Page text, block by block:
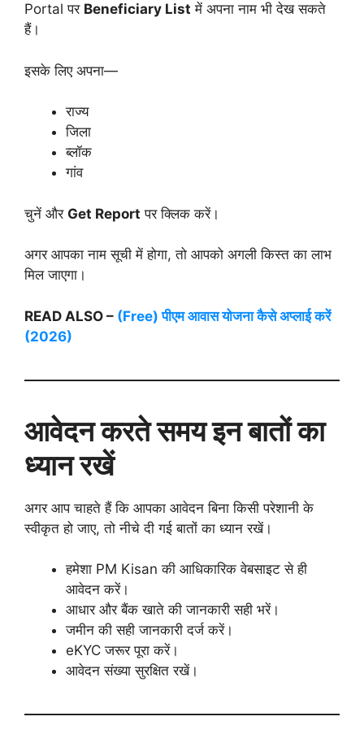
Portal पर Beneficiary List में अपना नाम भी देख सकते
हैं।
इसके लिए अपना—
राज्य
जिला
ब्लॉक
गांव
चुनें और Get Report पर क्लिक करें।
अगर आपका नाम सूची में होगा, तो आपको अगली किस्त का लाभ
मिल जाएगा।
READ ALSO – (Free) पीएम आवास योजना कैसे अप्लाई करें
(2026)
आवेदन करते समय इन बातों का
ध्यान रखें
अगर आप चाहते हैं कि आपका आवेदन बिना किसी परेशानी के
स्वीकृत हो जाए, तो नीचे दी गई बातों का ध्यान रखें।
हमेशा PM Kisan की आधिकारिक वेबसाइट से ही
आवेदन करें।
आधार और बैंक खाते की जानकारी सही भरें।
जमीन की सही जानकारी दर्ज करें।
eKYC जरूर पूरा करें।
आवेदन संख्या सुरक्षित रखें।